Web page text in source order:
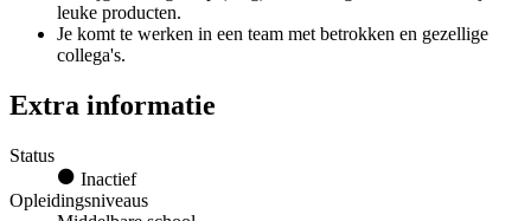
leuke producten.
Je komt te werken in een team met betrokken en gezellige
collega's.
Extra informatie
Status
Inactief
Opleidingsniveaus